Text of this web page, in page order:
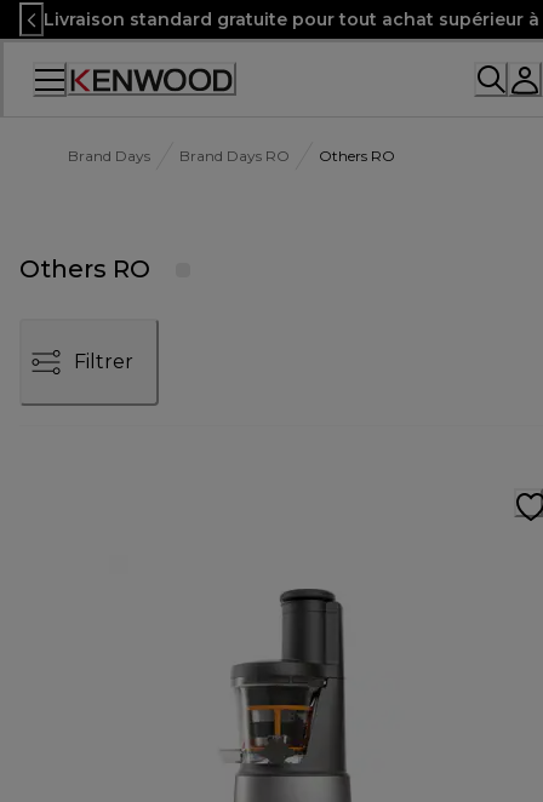
Skip
to
Content
Livraison standard gratuite pour tout achat supérieur
Brand Days Brand Days RO Others RO
Others RO
Filtrer